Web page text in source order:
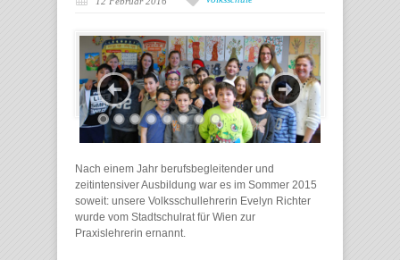
Nach einem Jahr berufsbegleitender und
zeitintensiver Ausbildung war es im Sommer 2015
soweit: unsere Volksschullehrerin Evelyn Richter
wurde vom Stadtschulrat für Wien zur
Praxislehrerin ernannt.